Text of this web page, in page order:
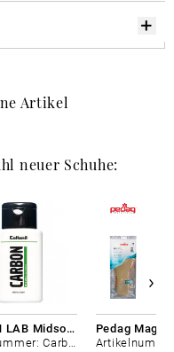
Artikel
neuer Schuhe:
CARBON LAB Midsole Cleaner
Artikelnummer: Carbon-0